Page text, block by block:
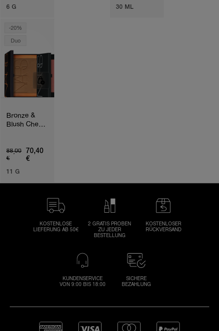
6 G 30 ML
-20%
Duo
Bronze &
Blush Cheek
88,00
€
70,40
€
11 G
KOSTENLOSE
LIEFERUNG AB 50€
2 GRATIS PROBEN
ZU JEDER
BESTELLUNG
KOSTENLOSER
RÜCKVERSAND
KUNDENSERVICE
VON 9:00 BIS 18:00
SICHERE
BEZAHLUNG